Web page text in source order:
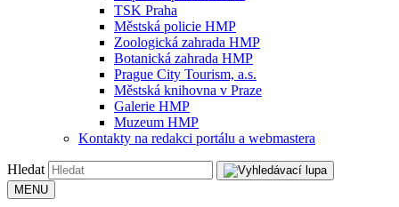
TSK Praha
Městská policie HMP
Zoologická zahrada HMP
Botanická zahrada HMP
Prague City Tourism, a.s.
Městská knihovna v Praze
Galerie HMP
Muzeum HMP
Kontakty na redakci portálu a webmastera
Hledat
MENU